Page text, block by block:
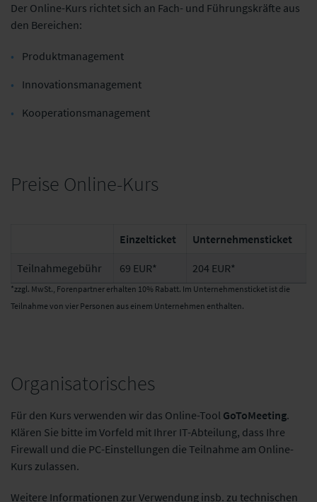
Der Online-Kurs richtet sich an Fach- und Führungskräfte aus
den Bereichen:
Produktmanagement
Innovationsmanagement
Kooperationsmanagement
Preise Online-Kurs
Einzelticket Unternehmensticket
Teilnahmegebühr 69 EUR* 204 EUR*
*zzgl. MwSt., Forenpartner erhalten 10% Rabatt. Im Unternehmensticket ist die
Teilnahme von vier Personen aus einem Unternehmen enthalten.
Organisatorisches
Für den Kurs verwenden wir das Online-Tool GoToMeeting.
Klären Sie bitte im Vorfeld mit Ihrer IT-Abteilung, dass Ihre
Firewall und die PC-Einstellungen die Teilnahme am Online-
Kurs zulassen.
Weitere Informationen zur Verwendung insb. zu technischen